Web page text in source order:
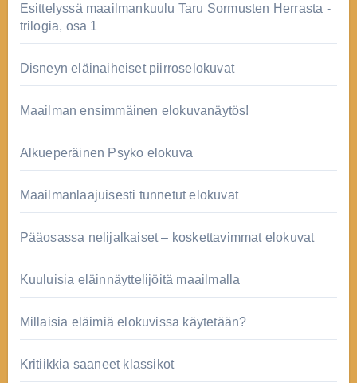
Esittelyssä maailmankuulu Taru Sormusten Herrasta -
trilogia, osa 1
Disneyn eläinaiheiset piirroselokuvat
Maailman ensimmäinen elokuvanäytös!
Alkueperäinen Psyko elokuva
Maailmanlaajuisesti tunnetut elokuvat
Pääosassa nelijalkaiset – koskettavimmat elokuvat
Kuuluisia eläinnäyttelijöitä maailmalla
Millaisia eläimiä elokuvissa käytetään?
Kritiikkia saaneet klassikot